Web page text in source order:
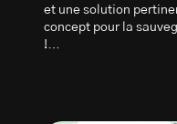
et une solution
concept pour la
!…